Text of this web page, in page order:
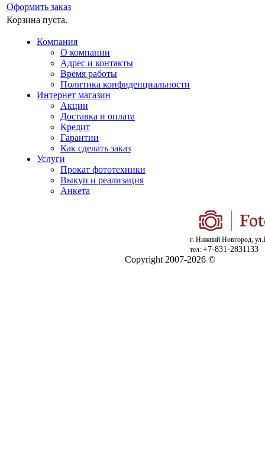
Оформить заказ
Корзина пуста.
Компания
О компании
Адрес и контакты
Время работы
Политика конфиденциальности
Интернет магазин
Акции
Доставка и оплата
Кредит
Гарантии
Как сделать заказ
Услуги
Прокат фототехники
Выкуп и реализация
Анкета
г. Нижний Новгород,
тел: +7-831-2831133
Copyright 2007-2026 ©